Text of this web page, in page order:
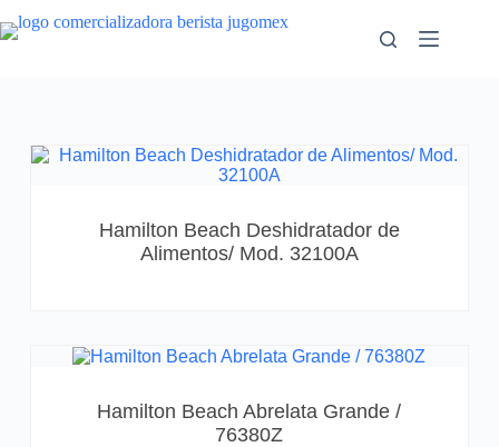
Hamilton Beach Deshidratador de
Alimentos/ Mod. 32100A
Hamilton Beach Abrelata Grande /
76380Z